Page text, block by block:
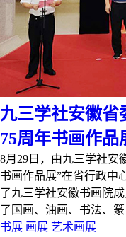
九三学社安徽省
75周年书画作品
8月29日，由九三学社安
书画作品展”在省行政中
了九三学社安徽书画院
了国画、油画、书法、篆
书展 画展 艺术画展